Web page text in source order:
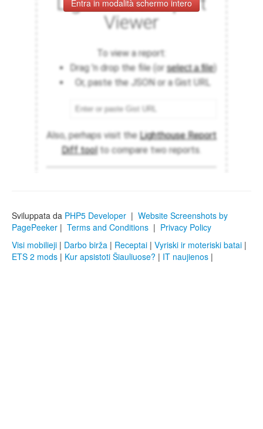
Entra in modalità schermo intero
Sviluppata da PHP5 Developer | Website Screenshots by
PagePeeker | Terms and Conditions | Privacy Policy
Visi mobilieji | Darbo birža | Receptai | Vyriski ir moteriski batai |
ETS 2 mods | Kur apsistoti Šiauliuose? | IT naujienos |